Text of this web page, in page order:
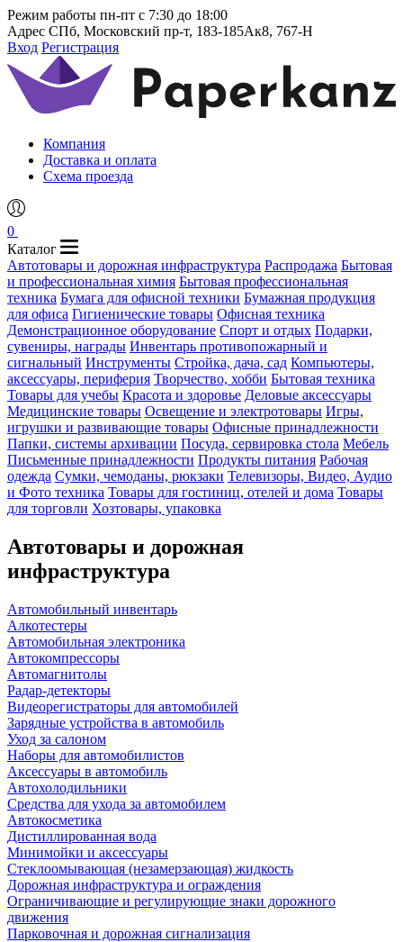
Режим работы пн-пт с 7:30 до 18:00
Адрес СПб, Московский пр-т, 183-185Ак8, 767-Н
Вход Регистрация
Компания
Доставка и оплата
Схема проезда
0
Каталог
Автотовары и дорожная инфраструктура Распродажа Бытовая
и профессиональная химия Бытовая профессиональная
техника Бумага для офисной техники Бумажная продукция
для офиса Гигиенические товары Офисная техника
Демонстрационное оборудование Спорт и отдых Подарки,
сувениры, награды Инвентарь противопожарный и
сигнальный Инструменты Стройка, дача, сад Компьютеры,
аксессуары, периферия Творчество, хобби Бытовая техника
Товары для учебы Красота и здоровье Деловые аксессуары
Медицинские товары Освещение и электротовары Игры,
игрушки и развивающие товары Офисные принадлежности
Папки, системы архивации Посуда, сервировка стола Мебель
Письменные принадлежности Продукты питания Рабочая
одежда Сумки, чемоданы, рюкзаки Телевизоры, Видео, Аудио
и Фото техника Товары для гостиниц, отелей и дома Товары
для торговли Хозтовары, упаковка
Автотовары и дорожная
инфраструктура
Автомобильный инвентарь
Алкотестеры
Автомобильная электроника
Автокомпрессоры
Автомагнитолы
Радар-детекторы
Видеорегистраторы для автомобилей
Зарядные устройства в автомобиль
Уход за салоном
Наборы для автомобилистов
Аксессуары в автомобиль
Автохолодильники
Средства для ухода за автомобилем
Автокосметика
Дистиллированная вода
Минимойки и аксессуары
Стеклоомывающая (незамерзающая) жидкость
Дорожная инфраструктура и ограждения
Ограничивающие и регулирующие знаки дорожного
движения
Парковочная и дорожная сигнализация